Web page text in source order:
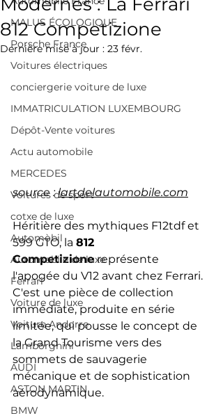
MALUS ÉCOLOGIQUE
Porsche France
Voitures électriques
conciergerie voiture de luxe
IMMATRICULATION LUXEMBOURG
Dépôt-Vente voitures
Actu automobile
MERCEDES
Voitures de sport
cotxe de luxe
Automòbil
Automobile de luxe
Ferrari
Voiture de luxe
Voiture Andorre
Lamborghini
AUDI
ASTON MARTIN
BMW
812 Competizione
Dernière mise à jour : 23 févr.
source : lartdelautomobile.com
Héritière des mythiques F12tdf et
599 GTO, la 812
Competizione représente
l'apogée du V12 avant chez Ferrari.
C'est une pièce de collection
immédiate, produite en série
limitée, qui pousse le concept de
la Grand Tourisme vers des
sommets de sauvagerie
mécanique et de sophistication
aérodynamique.